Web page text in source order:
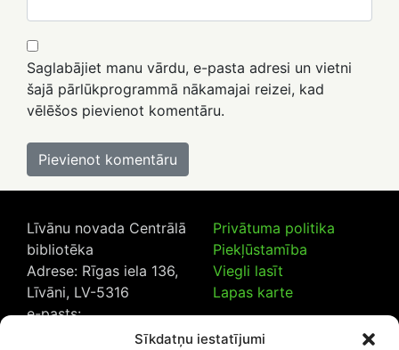
Sīkdatņu iestatījumi
Saglabājiet manu vārdu, e-pasta adresi un vietni
šajā pārlūkprogrammā nākamajai reizei, kad
vēlēšos pievienot komentāru.
Līvānu novada Centrālā
bibliotēka
Adrese: Rīgas iela 136,
Līvāni, LV-5316
e-pasts:
Privātuma politika
Piekļūstamība
Viegli lasīt
Lapas karte